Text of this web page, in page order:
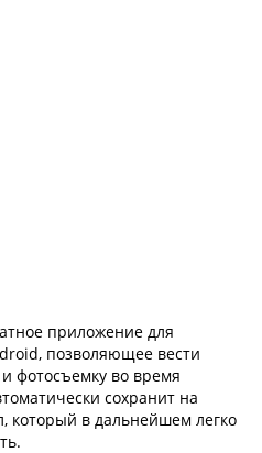
приложение для
позволяющее вести
фотосъемку во время
сохранит на
который в дальнейшем легко